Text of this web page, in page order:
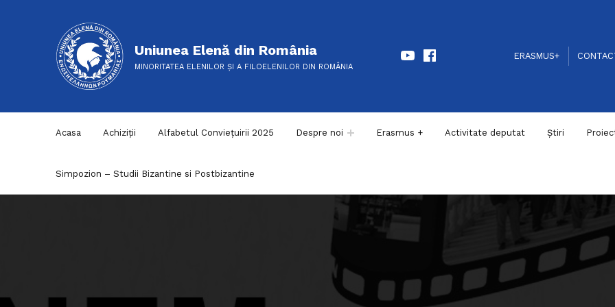
Uniunea Elenă din România
MINORITATEA ELENILOR ȘI A FILOELENILOR DIN ROMÂNIA
SOCIAL LINKS
YoutubeFacebook
ERASMUS+
Acasa Achiziții Alfabetul Conviețuirii 2025 Despre noi Erasmus + Activitate deputat Știri
Simpozion – Studii Bizantine si Postbizantine